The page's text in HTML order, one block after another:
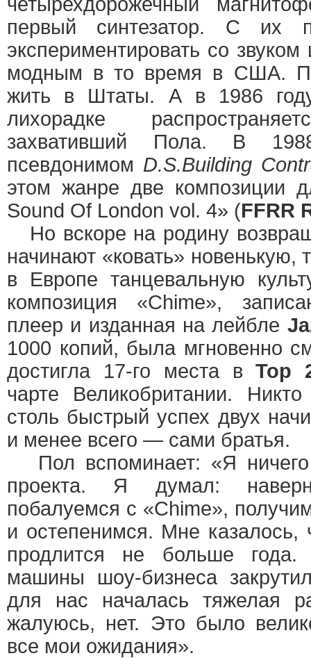
первый синтезатор. С их
экспериментировать со
модным в то время в США.
жить в Штаты. А в 1986
лихорадке
захвативший Пола. В
псевдонимом D.S.Building
этом жанре две композиции
Sound Of London vol. 4» (FFRR
Но вскоре на родину
начинают «ковать» новенькую,
в Европе танцевальную
композиция «Chime»,
плеер и изданная на лейбле
1000 копий, была мгновенно
достигла 17-го места вTop
чарте Великобритании.
столь быстрый успех двух
и менее всего — сами братья.
Пол вспоминает: «Я ничего
проекта. Я думал:
побалуемся с «Chime»,
и остепенимся. Мне казалось,
продлится не больше года.
машины шоу-бизнеса
для нас началась тяжелая
жалуюсь, нет. Это было
все мои ожидания».